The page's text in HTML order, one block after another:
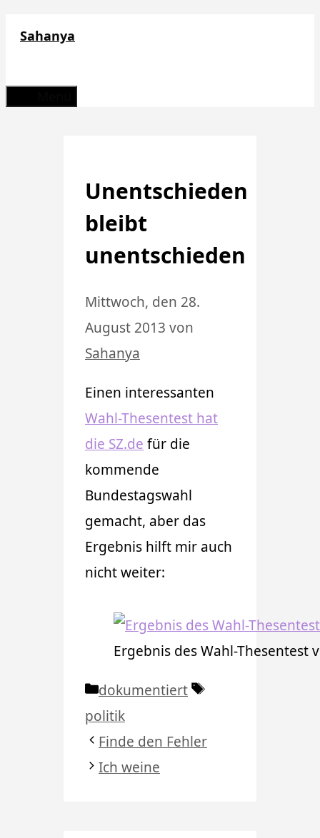
Sahanya
Unentschieden
bleibt
unentschieden
Mittwoch, den 28.
August 2013 von
Sahanya
Einen interessanten
Wahl-Thesentest hat
die SZ.de für die
kommende
Bundestagswahl
gemacht, aber das
Ergebnis hilft mir auch
nicht weiter:
Ergebnis des Wahl-Thesentest
Kategorien
dokumentiert
Schlagwörter
politik
Finde den Fehler
Ich weine